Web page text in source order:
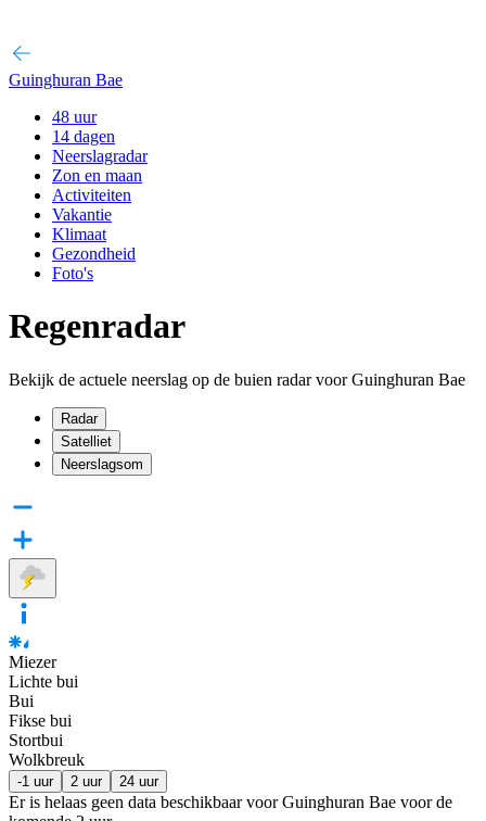
Guinghuran Bae
48 uur
14 dagen
Neerslagradar
Zon en maan
Activiteiten
Vakantie
Klimaat
Gezondheid
Foto's
Regenradar
Bekijk de actuele neerslag op de buien radar voor Guinghuran Bae
Radar
Satelliet
Neerslagsom
Miezer
Lichte bui
Bui
Fikse bui
Stortbui
Wolkbreuk
-1 uur 2 uur 24 uur
Er is helaas geen data beschikbaar voor Guinghuran Bae voor de